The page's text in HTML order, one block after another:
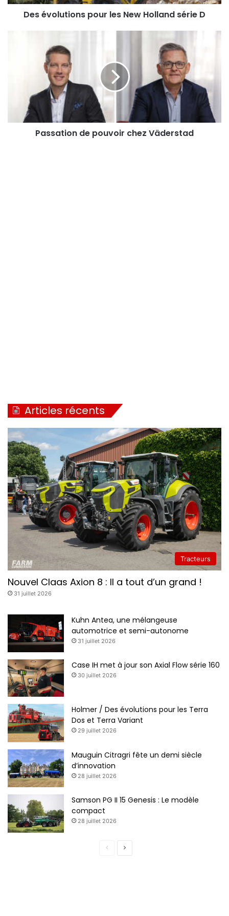
Des évolutions pour les New Holland série D
Väderstad
Passation de pouvoir chez Väderstad
Articles récents
Tracteurs
Nouvel Claas Axion 8 : Il a tout d’un grand !
31 juillet 2026
Kuhn Antea, une mélangeuse
automotrice et semi-autonome
31 juillet 2026
Case IH met à jour son Axial Flow série 160
30 juillet 2026
Holmer / Des évolutions pour les Terra
Dos et Terra Variant
29 juillet 2026
Mauguin Citragri fête un demi siècle
d’innovation
28 juillet 2026
Samson PG II 15 Genesis : Le modèle
compact
28 juillet 2026
Page
Page